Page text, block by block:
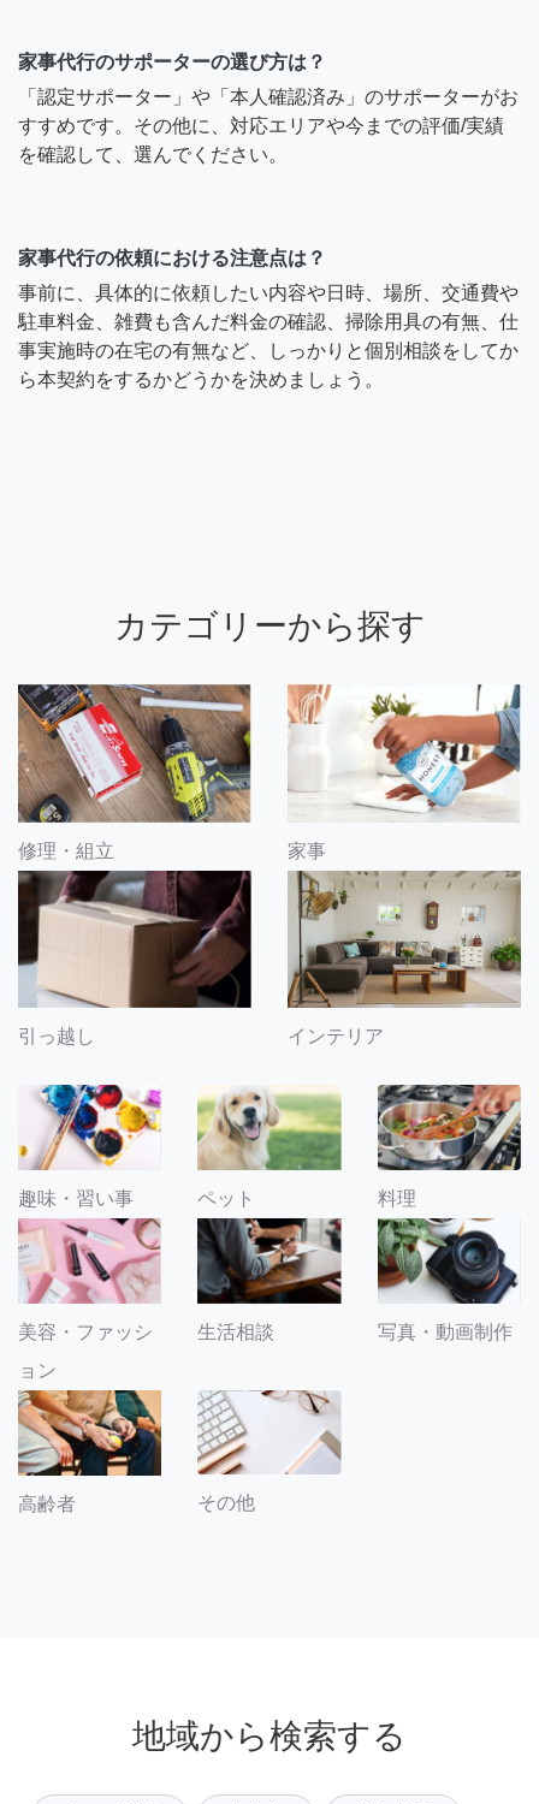
家事代行のサポーターの選び方は？
「認定サポーター」や「本人確認済み」のサポーターがお
すすめです。その他に、対応エリアや今までの評価/実績
を確認して、選んでください。
家事代行の依頼における注意点は？
事前に、具体的に依頼したい内容や日時、場所、交通費や
駐車料金、雑費も含んだ料金の確認、掃除用具の有無、仕
事実施時の在宅の有無など、しっかりと個別相談をしてか
ら本契約をするかどうかを決めましょう。
カテゴリーから探す
修理・組立 家事
引っ越し インテリア
趣味・習い事 ペット 料理
美容・ファッシ
ョン
生活相談 写真・動画制作
高齢者 その他
地域から検索する